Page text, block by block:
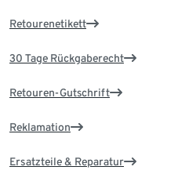
Retourenetikett
30 Tage Rückgaberecht
Retouren-Gutschrift
Reklamation
Ersatzteile & Reparatur